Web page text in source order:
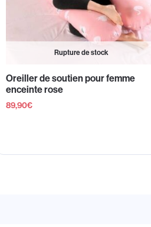
Rupture de stock
Oreiller de soutien pour femme
enceinte rose
89,90€